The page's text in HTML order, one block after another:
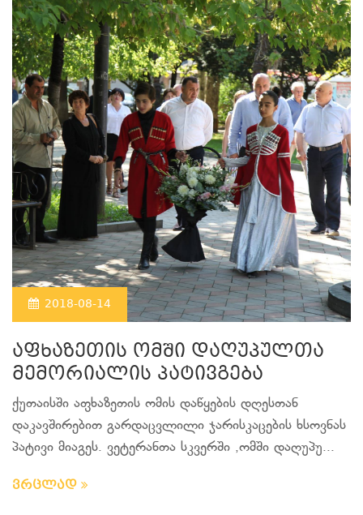
2018-08-14
აფხაზეთის ომში დაღუპულთა
მემორიალის პატივგება
ქუთაისში აფხაზეთის ომის დაწყების დღესთან
დაკავშირებით გარდაცვლილი ჯარისკაცების ხსოვნას
პატივი მიაგეს. ვეტერანთა სკვერში ,ომში დაღუპუ...
ვრცლად